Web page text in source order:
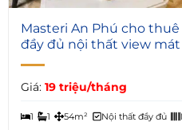
4
Masteri An Phú cho
đầy đủ nội thất view mát
Giá: 19 triệu/tháng
1 1 54m² Nội thất đầy đủ